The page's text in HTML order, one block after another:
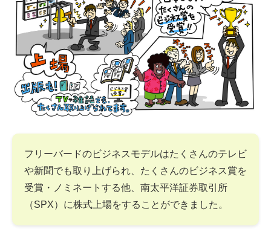
フリーバードのビジネスモデルはたくさんのテレビ
や新聞でも取り上げられ、たくさんのビジネス賞を
受賞・ノミネートする他、南太平洋証券取引所
（SPX）に株式上場をすることができました。